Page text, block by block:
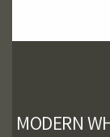
MODERN